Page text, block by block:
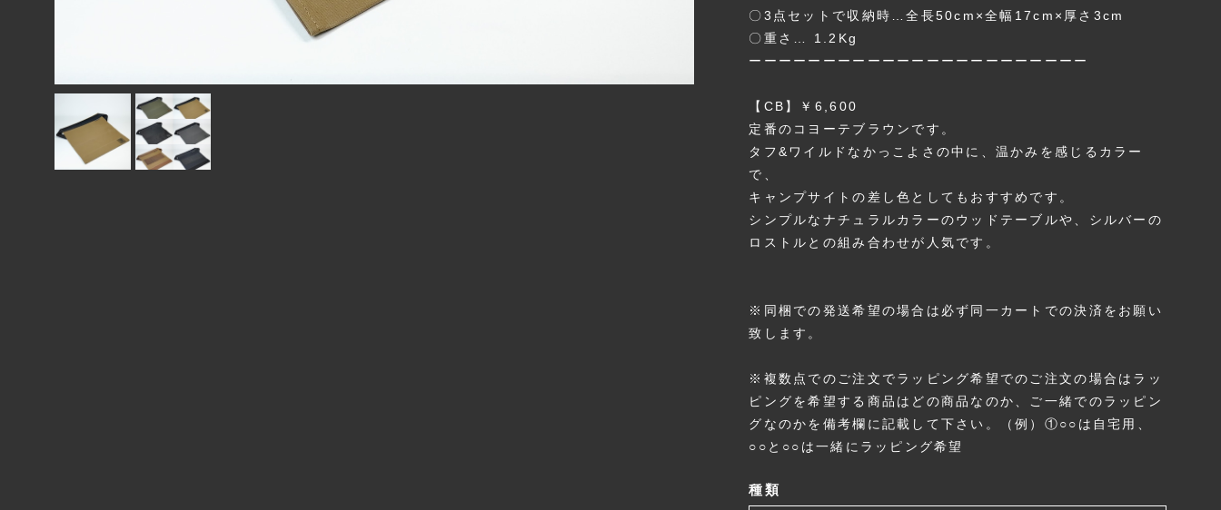
〇3点セットで収納時…全長50cm×全幅17cm×厚さ3cm
〇重さ… 1.2Kg
ーーーーーーーーーーーーーーーーーーーーーーー
【CB】￥6,600
定番のコヨーテブラウンです。
タフ&ワイルドなかっこよさの中に、温かみを感じるカラー
で、
キャンプサイトの差し色としてもおすすめです。
シンプルなナチュラルカラーのウッドテーブルや、シルバーの
ロストルとの組み合わせが人気です。
※同梱での発送希望の場合は必ず同一カートでの決済をお願い
致します。
※複数点でのご注文でラッピング希望でのご注文の場合はラッ
ピングを希望する商品はどの商品なのか、ご一緒でのラッピン
グなのかを備考欄に記載して下さい。（例）①○○は自宅用、
○○と○○は一緒にラッピング希望
種類